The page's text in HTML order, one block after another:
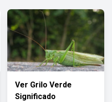
Ver Grilo Verde
Significado